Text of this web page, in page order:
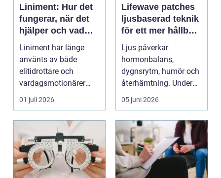
Liniment: Hur det
fungerar, när det
hjälper och vad
man bör tänka på
Liniment har länge
använts av både
elitidrottare och
vardagsmotionärer
för...
01 juli 2026
Lifewave patches
ljusbaserad teknik
för ett mer hållbart
välbefinnande
Ljus påverkar
hormonbalans,
dygnsrytm, humör och
återhämtning. Under
senare år har en ny typ
av prod...
05 juni 2026